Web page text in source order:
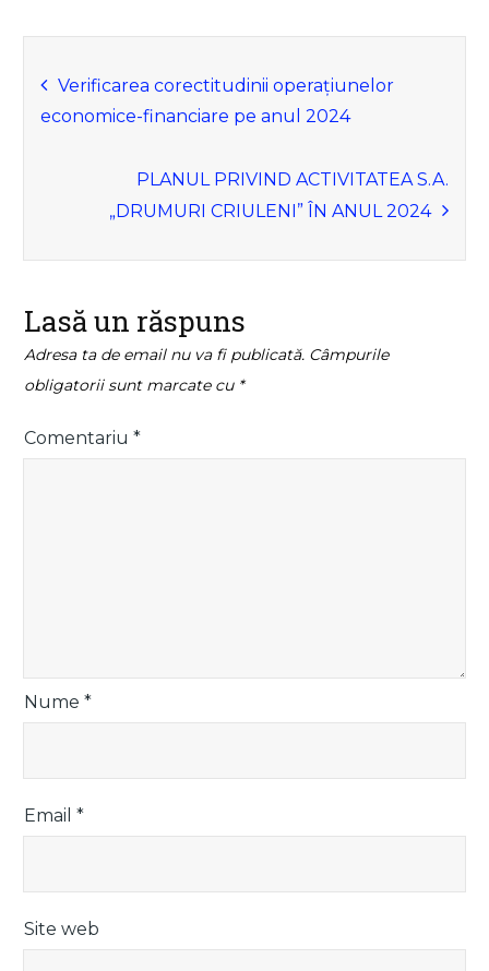
Navigare
în
articole
Verificarea corectitudinii operațiunelor
economice-financiare pe anul 2024
PLANUL PRIVIND ACTIVITATEA S.A.
„DRUMURI CRIULENI” ÎN ANUL 2024
Lasă un răspuns
Adresa ta de email nu va fi publicată. Câmpurile
obligatorii sunt marcate cu *
Comentariu*
Nume*
Email*
Site web